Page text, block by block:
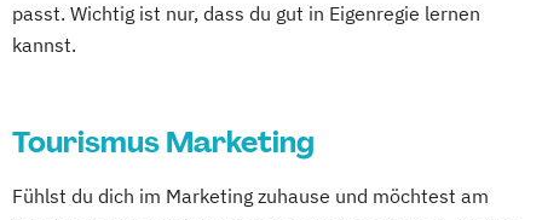
passt. Wichtig ist nur, dass du gut in Eigenregie lernen
kannst.
Tourismus Marketing
Fühlst du dich im Marketing zuhause und möchtest am